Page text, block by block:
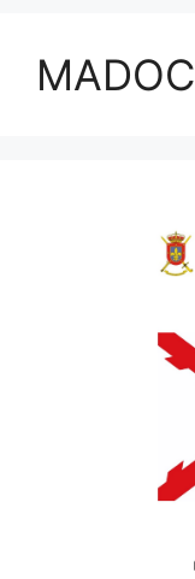
MADOC